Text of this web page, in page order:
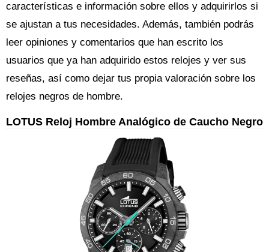
características e información sobre ellos y adquirirlos si
se ajustan a tus necesidades. Además, también podrás
leer opiniones y comentarios que han escrito los
usuarios que ya han adquirido estos relojes y ver sus
reseñas, así como dejar tus propia valoración sobre los
relojes negros de hombre.
LOTUS Reloj Hombre Analógico de Caucho Negro